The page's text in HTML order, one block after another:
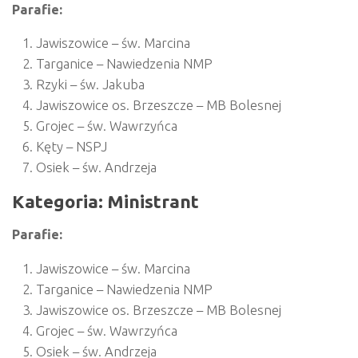
Parafie:
Jawiszowice – św. Marcina
Targanice – Nawiedzenia NMP
Rzyki – św. Jakuba
Jawiszowice os. Brzeszcze – MB Bolesnej
Grojec – św. Wawrzyńca
Kęty – NSPJ
Osiek – św. Andrzeja
Kategoria: Ministrant
Parafie:
Jawiszowice – św. Marcina
Targanice – Nawiedzenia NMP
Jawiszowice os. Brzeszcze – MB Bolesnej
Grojec – św. Wawrzyńca
Osiek – św. Andrzeja